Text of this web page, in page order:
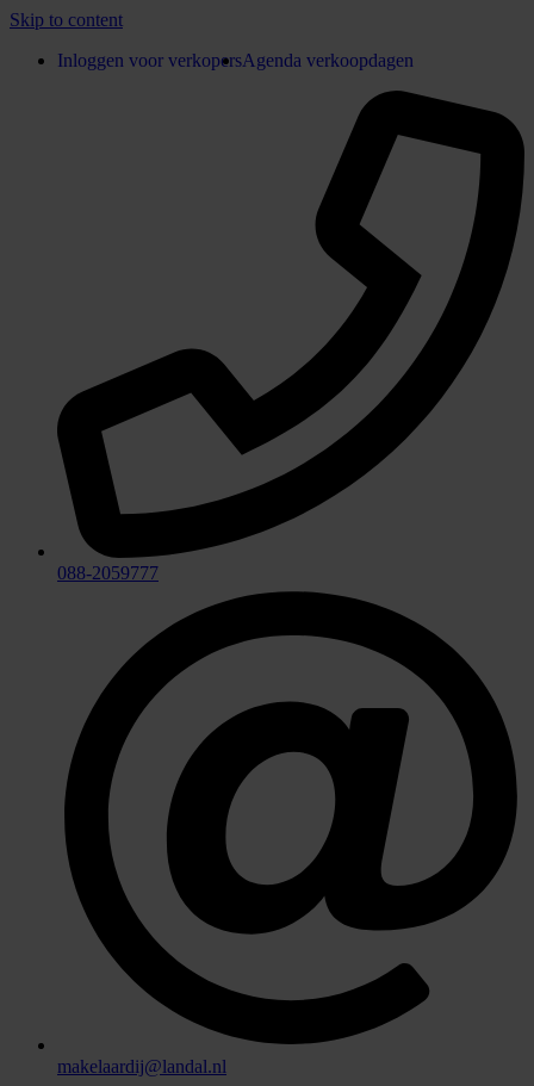
Skip to content
Inloggen voor verkopersAgenda verkoopdagen
088-2059777
makelaardij@landal.nl